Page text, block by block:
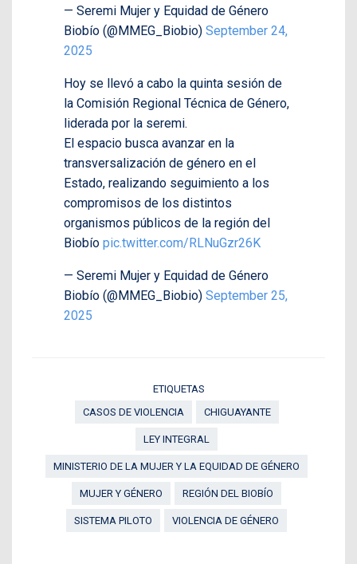
— Seremi Mujer y Equidad de Género
Biobío (@MMEG_Biobio) September 24,
2025
Hoy se llevó a cabo la quinta sesión de
la Comisión Regional Técnica de Género,
liderada por la seremi.
El espacio busca avanzar en la
transversalización de género en el
Estado, realizando seguimiento a los
compromisos de los distintos
organismos públicos de la región del
Biobío pic.twitter.com/RLNuGzr26K
— Seremi Mujer y Equidad de Género
Biobío (@MMEG_Biobio) September 25,
2025
ETIQUETAS
CASOS DE VIOLENCIA
CHIGUAYANTE
LEY INTEGRAL
MINISTERIO DE LA MUJER Y LA EQUIDAD DE GÉNERO
MUJER Y GÉNERO REGIÓN DEL BIOBÍO
SISTEMA PILOTO VIOLENCIA DE GÉNERO